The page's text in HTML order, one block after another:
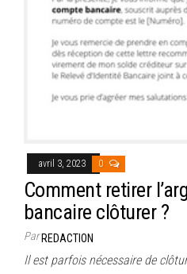
avril 3, 2023 0
Comment retirer
bancaire clôturer ?
ParREDACTION
Il est parfois nécessaire de